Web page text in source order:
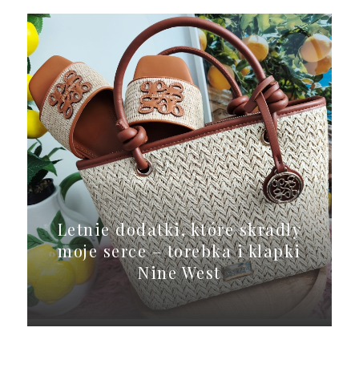
Letnie dodatki, które skradły
moje serce – torebka i klapki
Nine West